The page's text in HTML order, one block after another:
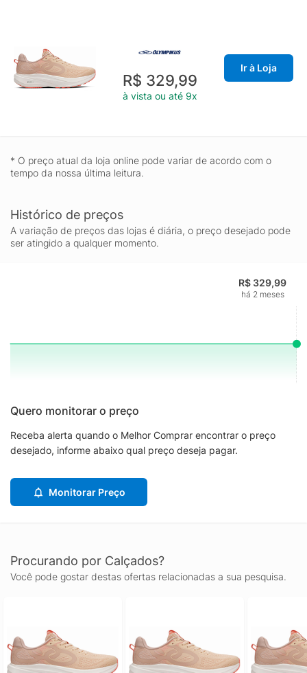
R$ 329,99
à vista ou até 9x
Ir à Loja
* O preço atual da loja online pode variar de acordo com o
tempo da nossa última leitura.
Histórico de preços
A variação de preços das lojas é diária, o preço desejado pode
ser atingido a qualquer momento.
R$ 329,99
há 2 meses
Quero monitorar o preço
Receba alerta quando o Melhor Comprar encontrar o preço
desejado, informe abaixo qual preço deseja pagar.
Monitorar Preço
Procurando por Calçados?
Você pode gostar destas ofertas relacionadas a sua pesquisa.